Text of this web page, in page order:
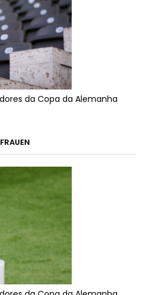
da Copa da Alemanha